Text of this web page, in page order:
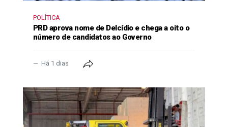
POLÍTICA
PRD aprova nome de Delcídio e chega a oito o
número de candidatos ao Governo
Há 1 dias